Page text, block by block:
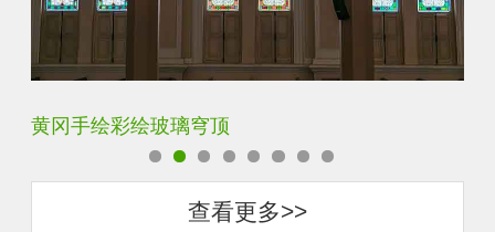
宝鸡代加工蒂凡尼玻璃
查看更多>>